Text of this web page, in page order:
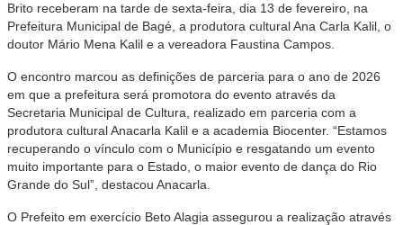
Brito receberam na tarde de sexta-feira, dia 13 de fevereiro, na
Prefeitura Municipal de Bagé, a produtora cultural Ana Carla Kalil, o
doutor Mário Mena Kalil e a vereadora Faustina Campos.
O encontro marcou as definições de parceria para o ano de 2026
em que a prefeitura será promotora do evento através da
Secretaria Municipal de Cultura, realizado em parceria com a
produtora cultural Anacarla Kalil e a academia Biocenter. “Estamos
recuperando o vínculo com o Município e resgatando um evento
muito importante para o Estado, o maior evento de dança do Rio
Grande do Sul”, destacou Anacarla.
O Prefeito em exercício Beto Alagia assegurou a realização através